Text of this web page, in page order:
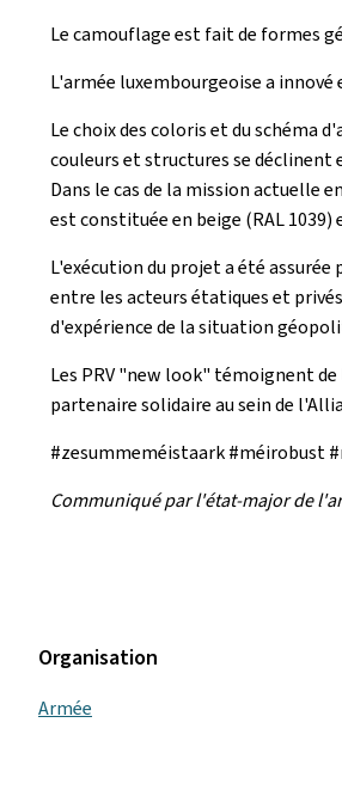
Le camouflage est fait de formes
L'armée luxembourgeoise a
Le choix des coloris et du schéma
couleurs et structures se déclinent
Dans le cas de la mission actuelle
est constituée en beige (RAL
L'exécution du projet a été
entre les acteurs étatiques et
d'expérience de la situation
Les PRV "new look" témoignent
partenaire solidaire au sein de
#zesummeméistaark #méirobust
Communiqué par l'état-major de
Organisation
Armée